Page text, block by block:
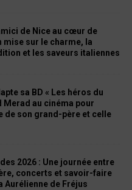
de Nice au cœur de
mise sur le charme, la
et les saveurs italiennes
sa BD « Les héros du
Merad au cinéma pour
de son grand-père et celle
2026 : Une journée entre
concerts et savoir-faire
Aurélienne de Fréjus